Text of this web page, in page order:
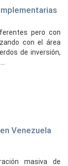
pero con
con el área
de inversión,
Venezuela
masiva de